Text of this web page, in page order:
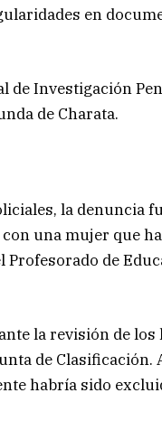
en
de Investigación
de Charata.
la denuncia
una mujer que
de
la revisión de
de
habría sido